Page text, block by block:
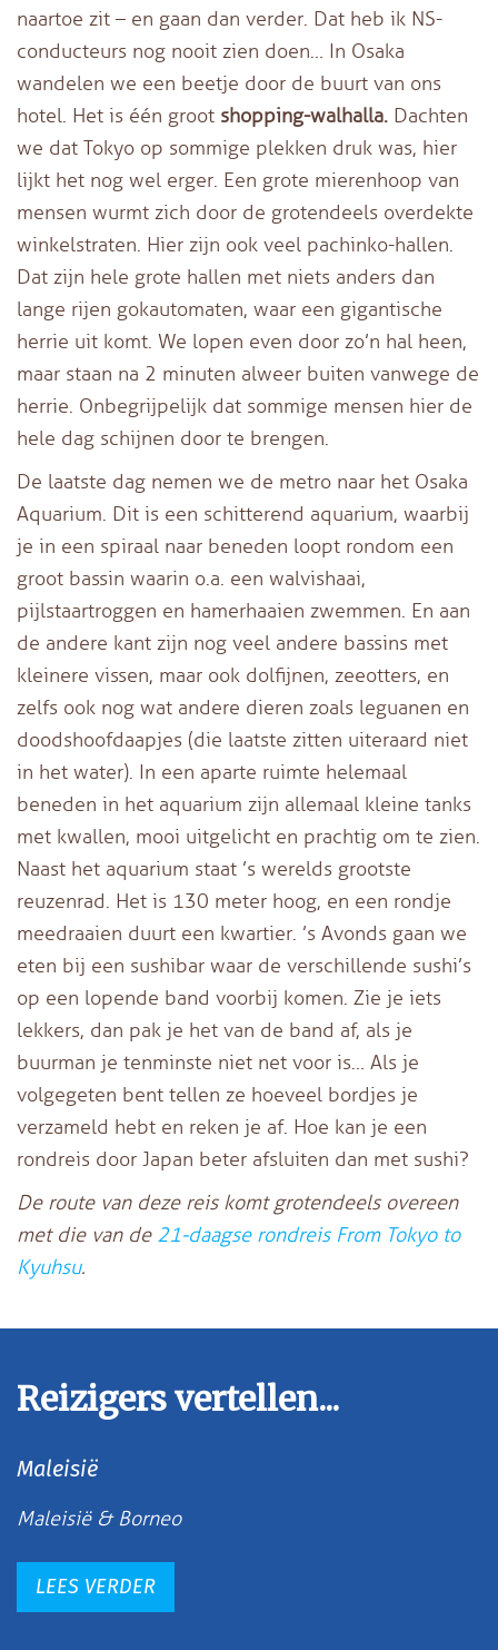
naartoe zit – en gaan dan verder. Dat heb ik NS-
conducteurs nog nooit zien doen… In Osaka
wandelen we een beetje door de buurt van ons
hotel. Het is één groot shopping-walhalla. Dachten
we dat Tokyo op sommige plekken druk was, hier
lijkt het nog wel erger. Een grote mierenhoop van
mensen wurmt zich door de grotendeels overdekte
winkelstraten. Hier zijn ook veel pachinko-hallen.
Dat zijn hele grote hallen met niets anders dan
lange rijen gokautomaten, waar een gigantische
herrie uit komt. We lopen even door zo’n hal heen,
maar staan na 2 minuten alweer buiten vanwege de
herrie. Onbegrijpelijk dat sommige mensen hier de
hele dag schijnen door te brengen.
De laatste dag nemen we de metro naar het Osaka
Aquarium. Dit is een schitterend aquarium, waarbij
je in een spiraal naar beneden loopt rondom een
groot bassin waarin o.a. een walvishaai,
pijlstaartroggen en hamerhaaien zwemmen. En aan
de andere kant zijn nog veel andere bassins met
kleinere vissen, maar ook dolfijnen, zeeotters, en
zelfs ook nog wat andere dieren zoals leguanen en
doodshoofdaapjes (die laatste zitten uiteraard niet
in het water). In een aparte ruimte helemaal
beneden in het aquarium zijn allemaal kleine tanks
met kwallen, mooi uitgelicht en prachtig om te zien.
Naast het aquarium staat ’s werelds grootste
reuzenrad. Het is 130 meter hoog, en een rondje
meedraaien duurt een kwartier. ’s Avonds gaan we
eten bij een sushibar waar de verschillende sushi’s
op een lopende band voorbij komen. Zie je iets
lekkers, dan pak je het van de band af, als je
buurman je tenminste niet net voor is… Als je
volgegeten bent tellen ze hoeveel bordjes je
verzameld hebt en reken je af. Hoe kan je een
rondreis door Japan beter afsluiten dan met sushi?
De route van deze reis komt grotendeels overeen
met die van de 21-daagse rondreis From Tokyo to
Kyuhsu.
Reizigers vertellen...
Maleisië
Maleisië & Borneo
LEES VERDER